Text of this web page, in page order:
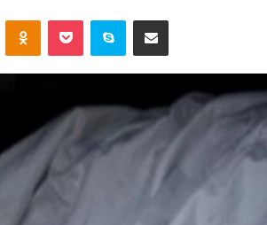
Odnoklassniki
Pocket Skype Share via Email